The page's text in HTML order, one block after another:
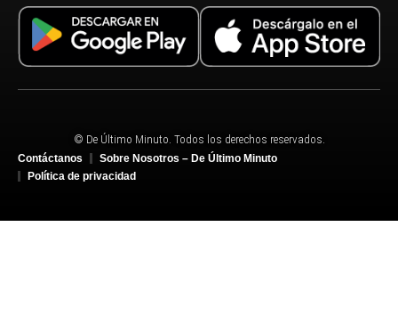
© De Último Minuto. Todos los derechos reservados.
Contáctanos
Sobre Nosotros – De Último Minuto
Política de privacidad